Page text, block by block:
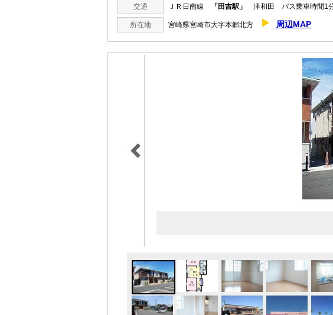
交通 ＪＲ日南線 「田吉駅」 津和田 バス乗車時間1
所在地 宮崎県宮崎市大字本郷北方 周辺MAP